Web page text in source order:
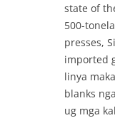
state of
500-
presses,
imported
linya
blanks
ug mga